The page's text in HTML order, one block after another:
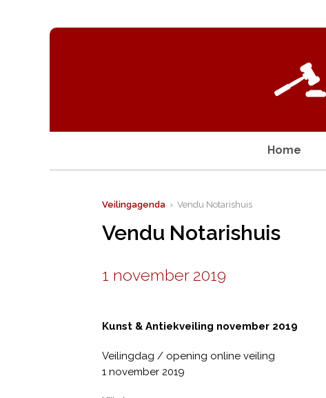
Home
Veilingagenda › Vendu Notarishuis
Vendu Notarishuis
1 november 2019
Kunst & Antiekveiling november 2019
Veilingdag / opening online veiling
1 november 2019